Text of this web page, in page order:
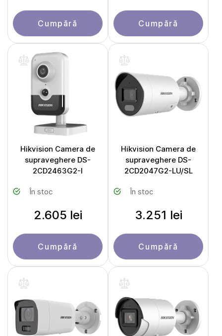
Cumpără Cumpără
Hikvision Camera de
supraveghere DS-
2CD2463G2-I
În stoc
2.605 lei
Cumpără
Hikvision Camera de
supraveghere DS-
2CD2047G2-LU/SL
În stoc
3.251 lei
Cumpără